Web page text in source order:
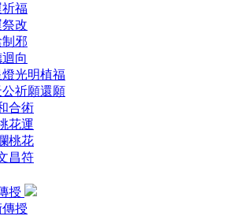
祈福
改
制邪
向
光明植福
公祈願還願
合術
花運
桃花
昌符
授
授